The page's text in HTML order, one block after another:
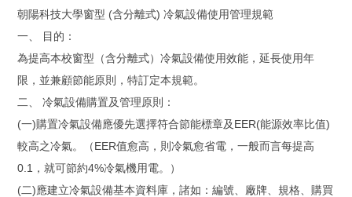
朝陽科技大學窗型 (含分離式) 冷氣設備使用管理規範
一、 目的：
為提高本校窗型（含分離式）冷氣設備使用效能，延長使用年
限，並兼顧節能原則，特訂定本規範。
二、 冷氣設備購置及管理原則：
(一)購置冷氣設備應優先選擇符合節能標章及EER(能源效率比值)
較高之冷氣。（EER值愈高，則冷氣愈省電，一般而言每提高
0.1，就可節約4%冷氣機用電。）
(二)應建立冷氣設備基本資料庫，諸如：編號、廠牌、規格、購買